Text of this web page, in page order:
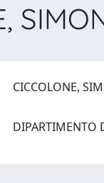
CICCOLONE,
DIPARTIMENTO